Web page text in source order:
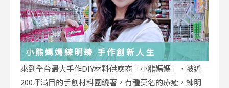
小熊媽媽練明臻 手作創新人生
來到全台最大手作DIY材料供應商「小熊媽媽」，被近
200坪滿目的手創材料圍繞著，有種莫名的療癒，練明